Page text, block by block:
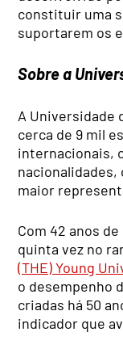
constituir uma
suportarem os
Sobre a
A Universidade
cerca de 9 mil
internacionais,
nacionalidades,
maior
Com 42 anos
quinta vez no
(THE) Young
o desempenho
criadas há 50
indicador que